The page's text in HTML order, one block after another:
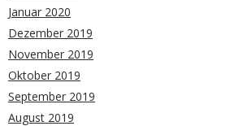
Januar 2020
Dezember 2019
November 2019
Oktober 2019
September 2019
August 2019